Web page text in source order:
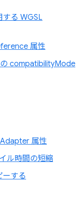
る WGSL
属性
compatibilityMode
属性
ル時間の短縮
ーする